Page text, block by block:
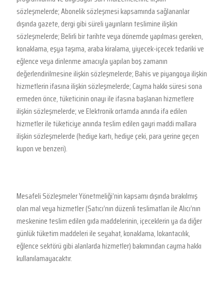
sözleşmelerde; Abonelik sözleşmesi kapsamında sağlananlar
dışında gazete, dergi gibi süreli yayınların teslimine ilişkin
sözleşmelerde; Belirli bir tarihte veya dönemde yapılması gereken,
konaklama, eşya taşıma, araba kiralama, yiyecek-içecek tedariki ve
eğlence veya dinlenme amacıyla yapılan boş zamanın
değerlendirilmesine ilişkin sözleşmelerde; Bahis ve piyangoya ilişkin
hizmetlerin ifasına ilişkin sözleşmelerde; Cayma hakkı süresi sona
ermeden önce, tüketicinin onayı ile ifasına başlanan hizmetlere
ilişkin sözleşmelerde; ve Elektronik ortamda anında ifa edilen
hizmetler ile tüketiciye anında teslim edilen gayri maddi mallara
ilişkin sözleşmelerde (hediye kartı, hediye çeki, para yerine geçen
kupon ve benzeri).
Mesafeli Sözleşmeler Yönetmeliği’nin kapsamı dışında bırakılmış
olan mal veya hizmetler (Satıcı’nın düzenli teslimatları ile Alıcı’nın
meskenine teslim edilen gıda maddelerinin, içeceklerin ya da diğer
günlük tüketim maddeleri ile seyahat, konaklama, lokantacılık,
eğlence sektörü gibi alanlarda hizmetler) bakımından cayma hakkı
kullanılamayacaktır.